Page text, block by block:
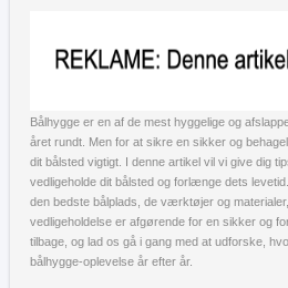
Bålhygge er en af de mest hyggelige og
året rundt. Men for at sikre en sikker og
dit bålsted vigtigt. I denne artikel vil vi give dig
vedligeholde dit bålsted og forlænge dets
den bedste bålplads, de værktøjer og
vedligeholdelse er afgørende for en sikker og
tilbage, og lad os gå i gang med at udforske,
bålhygge-oplevelse år efter år.